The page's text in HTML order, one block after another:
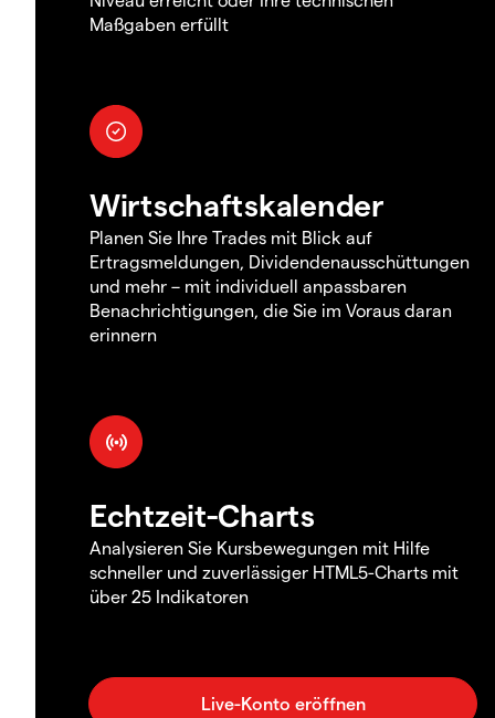
Maßgaben erfüllt
Wirtschaftskalender
Planen Sie Ihre Trades mit Blick auf
Ertragsmeldungen, Dividendenausschüttungen
und mehr – mit individuell anpassbaren
Benachrichtigungen, die Sie im Voraus daran
erinnern
Echtzeit-Charts
Analysieren Sie Kursbewegungen mit Hilfe
schneller und zuverlässiger HTML5-Charts mit
über 25 Indikatoren